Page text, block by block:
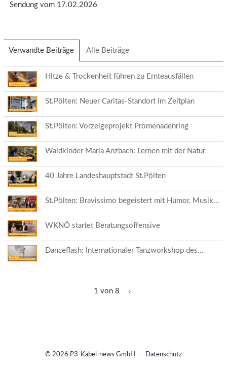
Sendung vom 17.02.2026
Verwandte Beiträge (aktiver
Reiter)
Alle Beiträge
Hitze & Trockenheit führen zu Ernteausfällen
St.Pölten: Neuer Caritas-Standort im Zeitplan
St.Pölten: Vorzeigeprojekt Promenadenring
Waldkinder Maria Anzbach: Lernen mit der Natur
40 Jahre Landeshauptstadt St.Pölten
St.Pölten: Bravissimo begeistert mit Humor, Musik...
WKNÖ startet Beratungsoffensive
Danceflash: Internationaler Tanzworkshop des...
1 von 8 ›
© 2026 P3-Kabel-news GmbH – Datenschutz